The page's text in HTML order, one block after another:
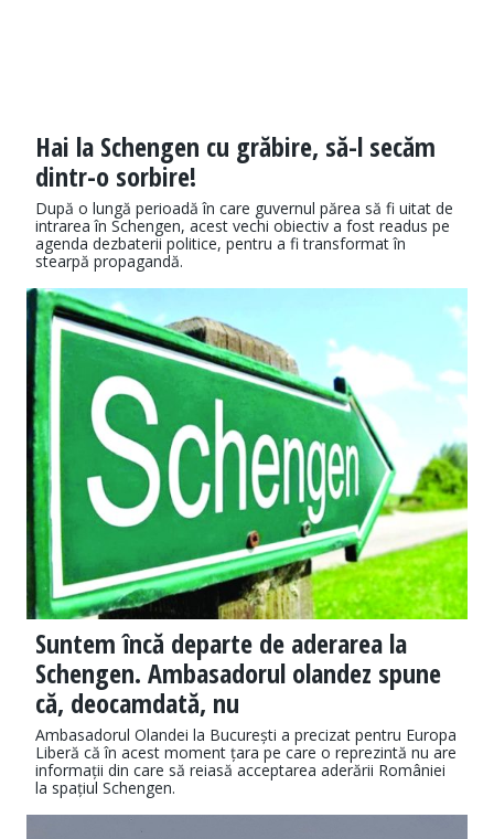
Hai la Schengen cu grăbire, să-l secăm
dintr-o sorbire!
După o lungă perioadă în care guvernul părea să fi uitat de
intrarea în Schengen, acest vechi obiectiv a fost readus pe
agenda dezbaterii politice, pentru a fi transformat în
stearpă propagandă.
Suntem încă departe de aderarea la
Schengen. Ambasadorul olandez spune
că, deocamdată, nu
Ambasadorul Olandei la București a precizat pentru Europa
Liberă că în acest moment țara pe care o reprezintă nu are
informații din care să reiasă acceptarea aderării României
la spațiul Schengen.